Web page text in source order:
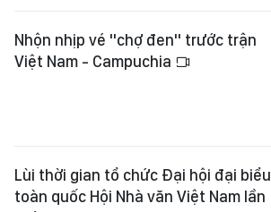
Nhộn nhịp vé "chợ đen" trước trận
Việt Nam - Campuchia
Lùi thời gian tổ chức Đại hội đại biểu
toàn quốc Hội Nhà văn Việt Nam lần